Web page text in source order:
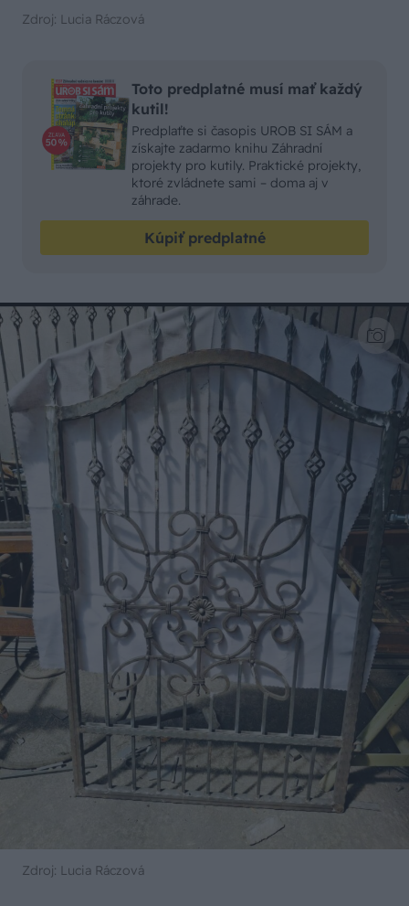
Zdroj: Lucia Ráczová
Toto predplatné musí mať každý
kutil!
Predplaťte si časopis UROB SI SÁM a
získajte zadarmo knihu Záhradní
projekty pro kutily. Praktické projekty,
ktoré zvládnete sami – doma aj v
záhrade.
Kúpiť predplatné
Zdroj: Lucia Ráczová